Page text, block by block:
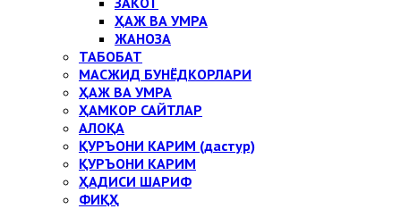
ҲАЖ ВА УМРА
ЖАНОЗА
ТАБОБАТ
МАСЖИД БУНЁДКОРЛАРИ
ҲАЖ ВА УМРА
ҲАМКОР САЙТЛАР
АЛОҚА
ҚУРЪОНИ КАРИМ (дастур)
ҚУРЪОНИ КАРИМ
ҲАДИСИ ШАРИФ
ФИҚҲ